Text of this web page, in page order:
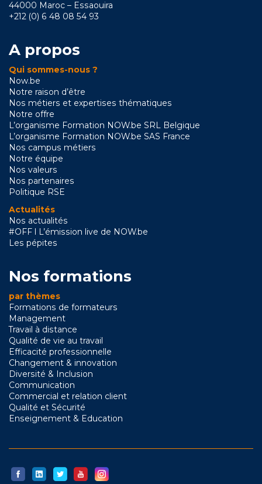
44000 Maroc – Essaouira
+212 (0) 6 48 08 54 93
A propos
Qui sommes-nous ?
Now.be
Notre raison d’être
Nos métiers et expertises thématiques
Notre offre
L’organisme Formation NOW.be SRL Belgique
L’organisme Formation NOW.be SAS France
Nos campus métiers
Notre équipe
Nos valeurs
Nos partenaires
Politique RSE
Actualités
Nos actualités
#OFF l L’émission live de NOW.be
Les pépites
Nos formations
par thèmes
Formations de formateurs
Management
Travail à distance
Qualité de vie au travail
Efficacité professionnelle
Changement & innovation
Diversité & Inclusion
Communication
Commercial et relation client
Qualité et Sécurité
Enseignement & Education